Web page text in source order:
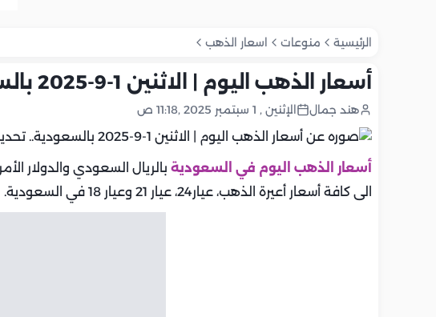
الرئيسية منوعات اسعار الذهب
أسعار الذهب اليوم | الاثنين 1-9-2025 بالسعودية.. تحديث يومي
هند جمال الإثنين , 1 سبتمبر 2025 ,11:18 ص
أسعار الذهب اليوم في السعودية بالريال السعودي والدولار
الى كافة أسعار أعيرة الذهب، عيار24، عيار 21 وعيار 18 في السعودية.